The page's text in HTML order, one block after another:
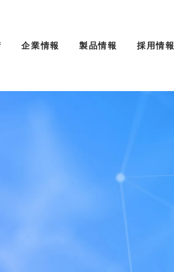
企業情報 製品情報 採用情報